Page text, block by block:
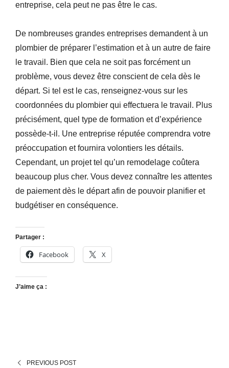
entreprise, cela peut ne pas être le cas.
De nombreuses grandes entreprises demandent à un
plombier de préparer l’estimation et à un autre de faire
le travail. Bien que cela ne soit pas forcément un
problème, vous devez être conscient de cela dès le
départ. Si tel est le cas, renseignez-vous sur les
coordonnées du plombier qui effectuera le travail. Plus
précisément, quel type de formation et d’expérience
possède-t-il. Une entreprise réputée comprendra votre
préoccupation et fournira volontiers les détails.
Cependant, un projet tel qu’un remodelage coûtera
beaucoup plus cher. Vous devez connaître les attentes
de paiement dès le départ afin de pouvoir planifier et
budgétiser en conséquence.
Partager :
Facebook X
J’aime ça :
PREVIOUS POST